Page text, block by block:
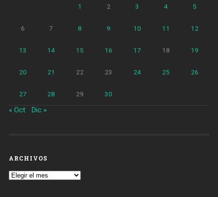
1 2 3 4 5
6 7 8 9 10 11 12
13 14 15 16 17 18 19
20 21 22 23 24 25 26
27 28 29 30
« Oct Dic »
ARCHIVOS
Archivos